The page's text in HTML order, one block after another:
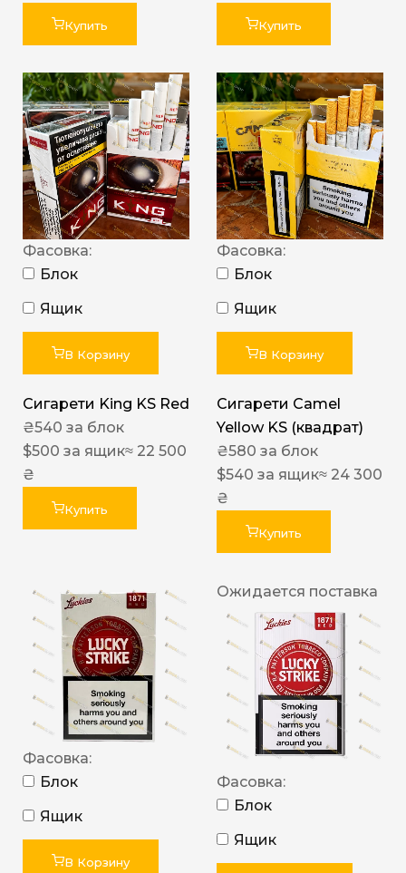
Купить Купить
Фасовка:
Блок
Ящик
В Корзину
Сигарети King KS Red
₴540 за блок
$500 за ящик≈ 22 500
₴
Купить
Фасовка:
Блок
Ящик
В Корзину
Сигарети Camel
Yellow KS (квадрат)
₴580 за блок
$540 за ящик≈ 24 300
₴
Купить
Фасовка:
Блок
Ящик
В Корзину
Ожидается поставка
Фасовка:
Блок
Ящик